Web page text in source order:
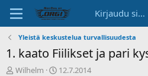
Kirjaudu sisään
Yleistä keskustelua turvallisuudesta
1. kaato Fiilikset ja pari
K
Wilhelm
A12.7.2014